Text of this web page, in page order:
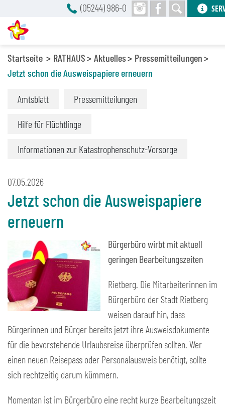
Startseite RATHAUS Aktuelles
Pressemitteilungen
Jetzt schon die Ausweispapiere erneuern
Amtsblatt Pressemitteilungen
Hilfe für Flüchtlinge
Informationen zur Katastrophenschutz-Vorsorge
07.05.2026
Jetzt schon die Ausweispapiere
erneuern
Bürgerbüro wirbt mit aktuell
geringen Bearbeitungszeiten
Rietberg. Die Mitarbeiterinnen im
Bürgerbüro der Stadt Rietberg
weisen darauf hin, dass
Bürgerinnen und Bürger bereits jetzt ihre Ausweisdokumente
für die bevorstehende Urlaubsreise überprüfen sollten. Wer
einen neuen Reisepass oder Personalausweis benötigt, sollte
sich rechtzeitig darum kümmern.
Momentan ist im Bürgerbüro eine recht kurze Bearbeitungszeit
(05244) 986-0